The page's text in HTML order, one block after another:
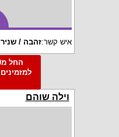
איש קשר:זהבה / שניר
וילה שוהם